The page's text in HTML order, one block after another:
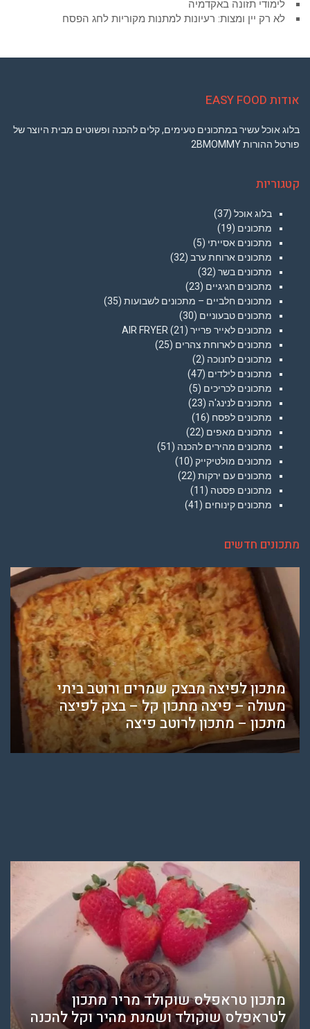
לימודי תזונה באקדמיה
לא רק יין ומצות: רעיונות למתנות מקוריות לחג הפסח
אודות EASY FOOD
בלוג אוכל עשיר במתכונים טעימים, קלים להכנה ופשוטים מבית היוצר של
פורטל ההורות 2BMOMMY
קטגוריות
בלוג אוכל (37)
מתכונים (19)
מתכונים אסייתי (5)
מתכונים ארוחת ערב (32)
מתכונים בשר (32)
מתכונים חגיגיים (23)
מתכונים חלביים – מתכונים לשבועות (35)
מתכונים טבעוניים (30)
מתכונים לאייר פרייר AIR FRYER (21)
מתכונים לארוחת צהרים (25)
מתכונים לחנוכה (2)
מתכונים לילדים (47)
מתכונים לכריכים (5)
מתכונים לנינג'ה (23)
מתכונים לפסח (16)
מתכונים מאפים (22)
מתכונים מהירים להכנה (51)
מתכונים מולטיקייק (10)
מתכונים עם ירקות (22)
מתכונים פסטה (11)
מתכונים קינוחים (41)
מתכונים חדשים
מתכון לפיצה מבצק שמרים ורוטב ביתי
מעולה – פיצה מתכון קל – בצק לפיצה
מתכון – מתכון לרוטב פיצה
מתכון טראפלס שוקולד מריר מתכון
לטראפלס שוקולד ושמנת מהיר וקל להכנה